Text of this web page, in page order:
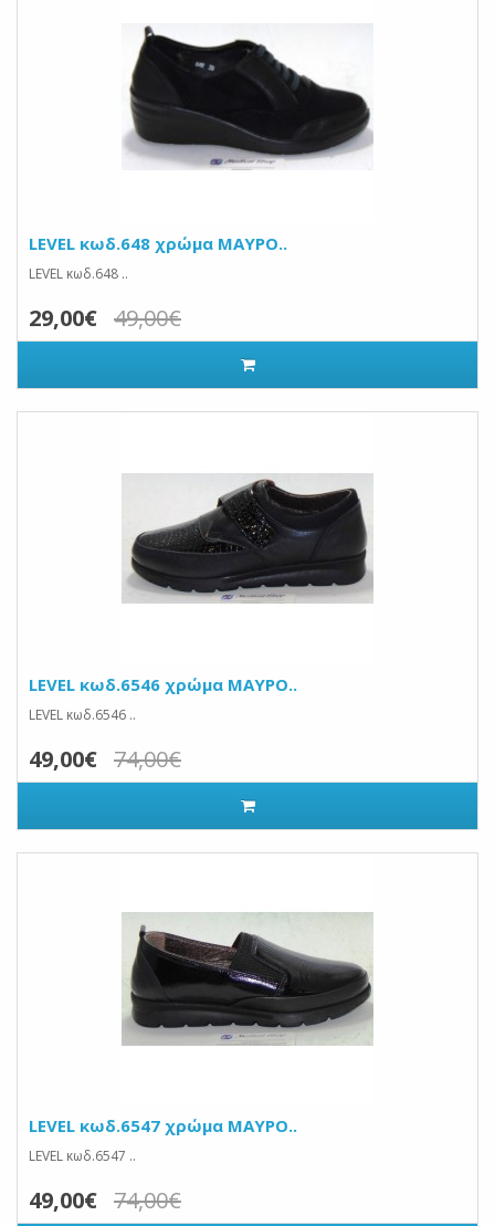
LEVEL κωδ.648 χρώμα ΜΑΥΡΟ..
LEVEL κωδ.648 ..
29,00€ 49,00€
LEVEL κωδ.6546 χρώμα ΜΑΥΡΟ..
LEVEL κωδ.6546 ..
49,00€ 74,00€
LEVEL κωδ.6547 χρώμα ΜΑΥΡΟ..
LEVEL κωδ.6547 ..
49,00€ 74,00€